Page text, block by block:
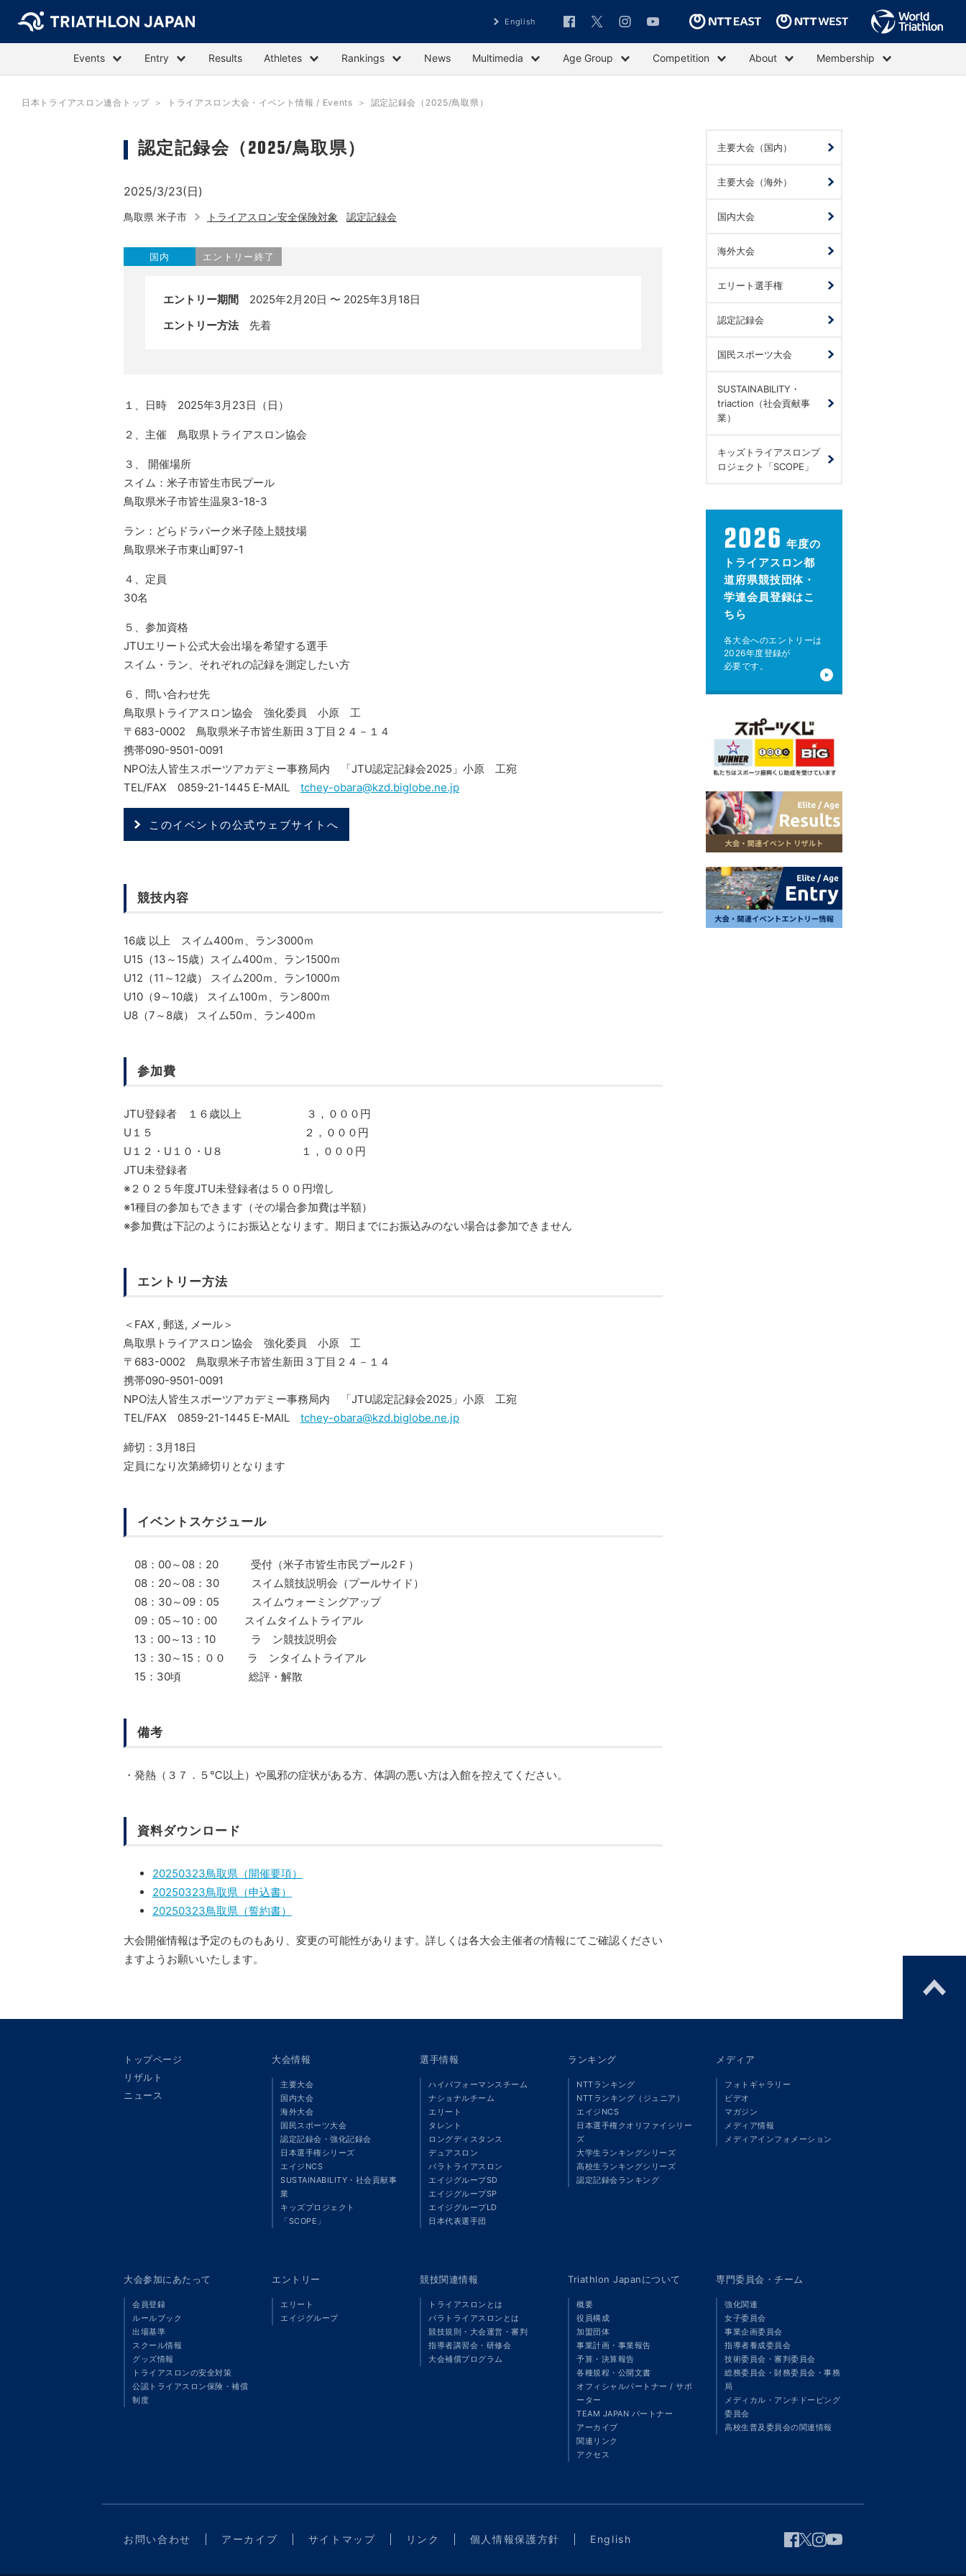
English
Events Entry Results Athletes Rankings News Multimedia Age Group Competition About Membership
日本トライアスロン連合トップ トライアスロン大会・イベント情報 / Events 認定記録会（2025/鳥取県）
認定記録会（2025/鳥取県）
2025/3/23(日)
鳥取県 米子市 トライアスロン安全保険対象 認定記録会
国内 エントリー終了
エントリー期間 2025年2月20日 〜 2025年3月18日
エントリー方法先着
１、日時 2025年3月23日（日）
２、主催 鳥取県トライアスロン協会
３、 開催場所
スイム：米子市皆生市民プール
鳥取県米子市皆生温泉3-18-3
ラン：どらドラパーク米子陸上競技場
鳥取県米子市東山町97-1
４、定員
30名
５、参加資格
JTUエリート公式大会出場を希望する選手
スイム・ラン、それぞれの記録を測定したい方
６、問い合わせ先
鳥取県トライアスロン協会 強化委員 小原 工
〒683-0002 鳥取県米子市皆生新田３丁目２４－１４
携帯090-9501-0091
NPO法人皆生スポーツアカデミー事務局内 「JTU認定記録会2025」小原 工宛
TEL/FAX 0859-21-1445 E-MAIL tchey-obara@kzd.biglobe.ne.jp
このイベントの公式ウェブサイトへ
競技内容
16歳 以上 スイム400ｍ、ラン3000ｍ
U15（13～15歳）スイム400ｍ、ラン1500ｍ
U12（11～12歳） スイム200ｍ、ラン1000ｍ
U10（9～10歳） スイム100ｍ、ラン800ｍ
U8（7～8歳） スイム50ｍ、ラン400ｍ
参加費
JTU登録者 １６歳以上 ３，０００円
U１５ ２，０００円
U１２・U１０・U８ １，０００円
JTU未登録者
※２０２５年度JTU未登録者は５００円増し
※1種目の参加もできます（その場合参加費は半額）
※参加費は下記のようにお振込となります。期日までにお振込みのない場合は参加できません
エントリー方法
＜FAX , 郵送, メール＞
鳥取県トライアスロン協会 強化委員 小原 工
〒683-0002 鳥取県米子市皆生新田３丁目２４－１４
携帯090-9501-0091
NPO法人皆生スポーツアカデミー事務局内 「JTU認定記録会2025」小原 工宛
TEL/FAX 0859-21-1445 E-MAIL tchey-obara@kzd.biglobe.ne.jp
締切：3月18日
定員になり次第締切りとなります
イベントスケジュール
08：00～08：20 受付（米子市皆生市民プール2Ｆ）
08：20～08：30 スイム競技説明会（プールサイド）
08：30～09：05 スイムウォーミングアップ
09：05～10：00 スイムタイムトライアル
13：00～13：10 ラ ン競技説明会
13：30～15：００ ラ ンタイムトライアル
15：30頃 総評・解散
備考
・発熱（３７．５℃以上）や風邪の症状がある方、体調の悪い方は入館を控えてください。
資料ダウンロード
20250323鳥取県（開催要項）
20250323鳥取県（申込書）
20250323鳥取県（誓約書）
大会開催情報は予定のものもあり、変更の可能性があります。詳しくは各大会主催者の情報にてご確認ください
ますようお願いいたします。
主要大会（国内）
主要大会（海外）
国内大会
海外大会
エリート選手権
認定記録会
国民スポーツ大会
SUSTAINABILITY・
triaction（社会貢献事
業）
キッズトライアスロンプ
ロジェクト「SCOPE」
2026 年度の
トライアスロン都
道府県競技団体・
学連会員登録はこ
ちら
各大会へのエントリーは
2026年度登録が
必要です。
トップページ
リザルト
ニュース
大会情報
主要大会
国内大会
海外大会
国民スポーツ大会
認定記録会・強化記録会
日本選手権シリーズ
エイジNCS
SUSTAINABILITY・社会貢献事
業
キッズプロジェクト
「SCOPE」
選手情報
ハイパフォーマンスチーム
ナショナルチーム
エリート
タレント
ロングディスタンス
デュアスロン
パラトライアスロン
エイジグループSD
エイジグループSP
エイジグループLD
日本代表選手団
ランキング
NTTランキング
NTTランキング（ジュニア）
エイジNCS
日本選手権クオリファイシリー
ズ
大学生ランキングシリーズ
高校生ランキングシリーズ
認定記録会ランキング
メディア
フォトギャラリー
ビデオ
マガジン
メディア情報
メディアインフォメーション
大会参加にあたって
会員登録
ルールブック
出場基準
スクール情報
グッズ情報
トライアスロンの安全対策
公認トライアスロン保険・補償
制度
エントリー
エリート
エイジグループ
競技関連情報
トライアスロンとは
パラトライアスロンとは
競技規則・大会運営・審判
指導者講習会・研修会
大会補償プログラム
Triathlon Japanについて
概要
役員構成
加盟団体
事業計画・事業報告
予算・決算報告
各種規程・公開文書
オフィシャルパートナー / サポ
ーター
TEAM JAPAN パートナー
アーカイブ
関連リンク
アクセス
専門委員会・チーム
強化関連
女子委員会
事業企画委員会
指導者養成委員会
技術委員会・審判委員会
総務委員会・財務委員会・事務
局
メディカル・アンチドーピング
委員会
高校生普及委員会の関連情報
お問い合わせ アーカイブ サイトマップ リンク 個人情報保護方針 English